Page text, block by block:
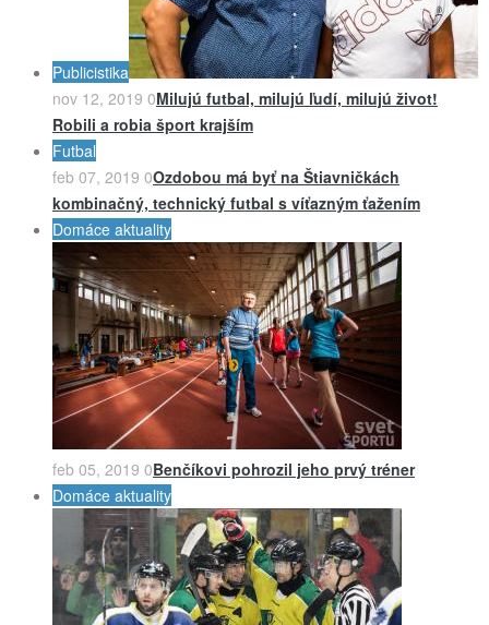
Publicistika
nov 12, 2019 0Milujú futbal, milujú ľudí, milujú život!
Robili a robia šport krajším
Futbal
feb 07, 2019 0Ozdobou má byť na Štiavničkách
kombinačný, technický futbal s víťazným ťažením
Domáce aktuality
feb 05, 2019 0Benčíkovi pohrozil jeho prvý tréner
Domáce aktuality